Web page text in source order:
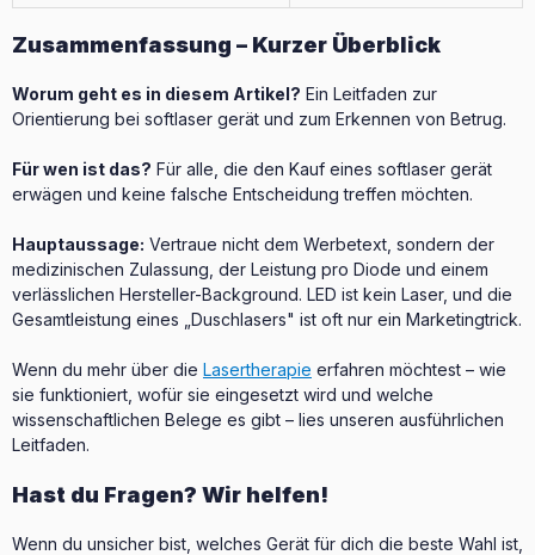
Zusammenfassung – Kurzer Überblick
Worum geht es in diesem Artikel? Ein Leitfaden zur
Orientierung bei softlaser gerät und zum Erkennen von Betrug.
Für wen ist das? Für alle, die den Kauf eines softlaser gerät
erwägen und keine falsche Entscheidung treffen möchten.
Hauptaussage: Vertraue nicht dem Werbetext, sondern der
medizinischen Zulassung, der Leistung pro Diode und einem
verlässlichen Hersteller-Background. LED ist kein Laser, und die
Gesamtleistung eines „Duschlasers" ist oft nur ein Marketingtrick.
Wenn du mehr über die Lasertherapie erfahren möchtest – wie
sie funktioniert, wofür sie eingesetzt wird und welche
wissenschaftlichen Belege es gibt – lies unseren ausführlichen
Leitfaden.
Hast du Fragen? Wir helfen!
Wenn du unsicher bist, welches Gerät für dich die beste Wahl ist,